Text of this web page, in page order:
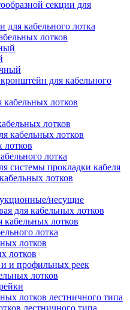
секции для
кабельного лотка
лотков
для кабельного
лотков
лотков
кабельных лотков
лотков
лотка
системы прокладки кабеля
лотков
несущие
для кабельных лотков
кабельных лотков
лотка
лотков
лотков
и профильных реек
лотков
лотков лестничного типа
лестничного типа